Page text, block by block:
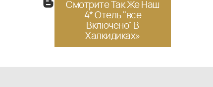
Смотрите Так Же Наш
4* Отель "все
Включено" В
Халкидиках»